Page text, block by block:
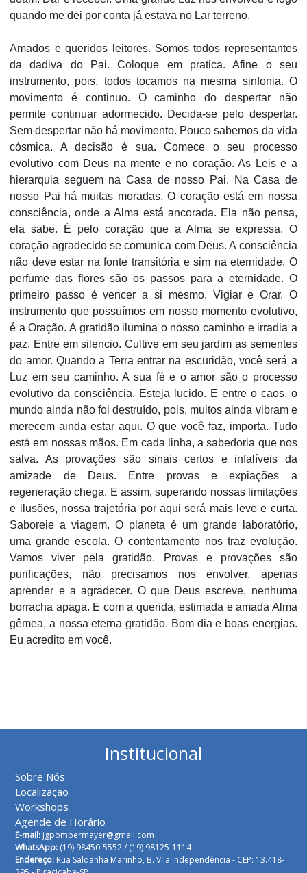
quando me dei por conta já estava no Lar terreno.
Amados e queridos leitores. Somos todos representantes
da dadiva do Pai. Coloque em pratica. Afine o seu
instrumento, pois, todos tocamos na mesma sinfonia. O
movimento é continuo. O caminho do despertar não
permite continuar adormecido. Decida-se pelo despertar.
Sem despertar não há movimento. Pouco sabemos da vida
cósmica. A decisão é sua. Comece o seu processo
evolutivo com Deus na mente e no coração. As Leis e a
hierarquia seguem na Casa de nosso Pai. Na Casa de
nosso Pai há muitas moradas. O coração está em nossa
consciência, onde a Alma está ancorada. Ela não pensa,
ela sabe. É pelo coração que a Alma se expressa. O
coração agradecido se comunica com Deus. A consciência
não deve estar na fonte transitória e sim na eternidade. O
perfume das flores são os passos para a eternidade. O
primeiro passo é vencer a si mesmo. Vigiar e Orar. O
instrumento que possuímos em nosso momento evolutivo,
é a Oração. A gratidão ilumina o nosso caminho e irradia a
paz. Entre em silencio. Cultive em seu jardim as sementes
do amor. Quando a Terra entrar na escuridão, você será a
Luz em seu caminho. A sua fé e o amor são o processo
evolutivo da consciência. Esteja lucido. E entre o caos, o
mundo ainda não foi destruído, pois, muitos ainda vibram e
merecem ainda estar aqui. O que você faz, importa. Tudo
está em nossas mãos. Em cada linha, a sabedoria que nos
salva. As provações são sinais certos e infalíveis da
amizade de Deus. Entre provas e expiações a
regeneração chega. E assim, superando nossas limitações
e ilusões, nossa trajetória por aqui será mais leve e curta.
Saboreie a viagem. O planeta é um grande laboratório,
uma grande escola. O contentamento nos traz evolução.
Vamos viver pela gratidão. Provas e provações são
purificações, não precisamos nos envolver, apenas
aprender e a agradecer. O que Deus escreve, nenhuma
borracha apaga. E com a querida, estimada e amada Alma
gêmea, a nossa eterna gratidão. Bom dia e boas energias.
Eu acredito em você.
Institucional
Sobre Nós
Localização
Workshops
Agende de Horário
E-mail: jgpompermayer@gmail.com
WhatsApp: (19) 98450-5552 / (19) 98125-1114
Endereço: Rua Saldanha Marinho, B. Vila Independência - CEP: 13.418-